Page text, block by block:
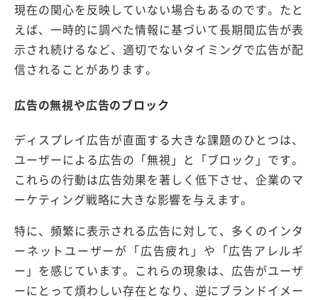
現在の関心を反映していない場合もあるのです。たと
えば、一時的に調べた情報に基づいて長期間広告が表
示され続けるなど、適切でないタイミングで広告が配
信されることがあります。
広告の無視や広告のブロック
ディスプレイ広告が直面する大きな課題のひとつは、
ユーザーによる広告の「無視」と「ブロック」です。
これらの行動は広告効果を著しく低下させ、企業のマ
ーケティング戦略に大きな影響を与えます。
特に、頻繁に表示される広告に対して、多くのインタ
ーネットユーザーが「広告疲れ」や「広告アレルギ
ー」を感じています。これらの現象は、広告がユーザ
ーにとって煩わしい存在となり、逆にブランドイメー